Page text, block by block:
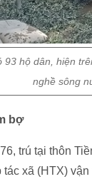
93 hộ dân, hiện
nghề sông
bợ
trú tại thôn
tác xã (HTX)